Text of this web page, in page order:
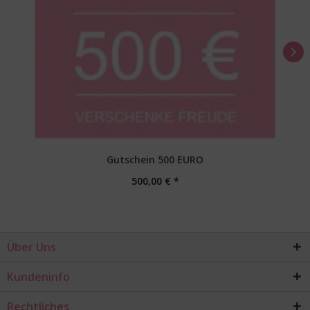
Gutschein 500 EURO
500,00 € *
Über Uns
Kundeninfo
Rechtliches